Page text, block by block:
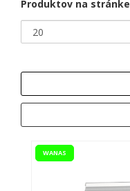
Produktov na stránke
WANAS